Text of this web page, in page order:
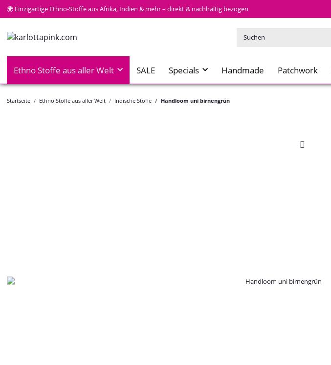
🌍 Einzigartige Ethno-Stoffe aus Afrika, Indien & mehr – direkt & nachhaltig bezogen
Ethno Stoffe aus aller Welt SALE Specials Handmade Patchwork
Startseite Ethno Stoffe aus aller Welt Indische Stoffe Handloom uni birnengrün